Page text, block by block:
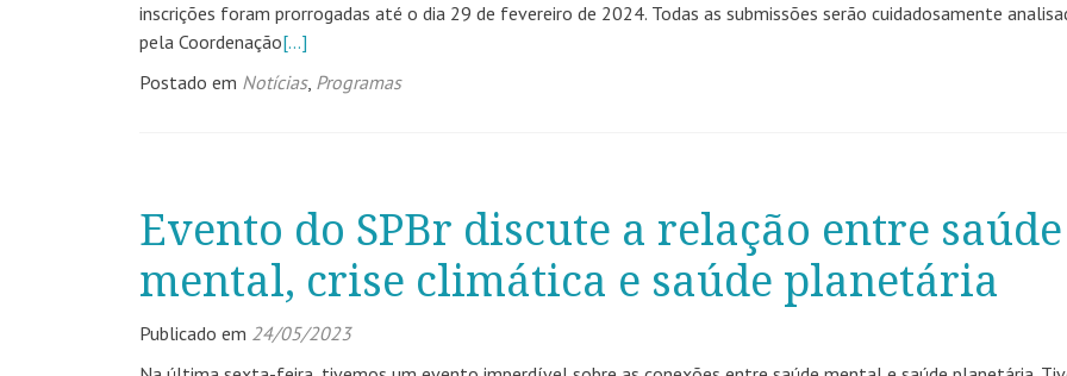
inscrições foram prorrogadas até o dia 29 de fevereiro de 2024. Todas as submissões serão cuidadosamente
pela Coordenação[…]
Postado em Notícias, Programas
Evento do SPBr discute a relação entre saúde
mental, crise climática e saúde planetária
Publicado em 24/05/2023